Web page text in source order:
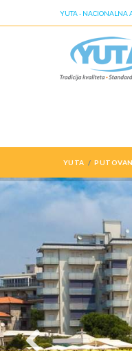
YUTA - NACIONALNA
YUTA